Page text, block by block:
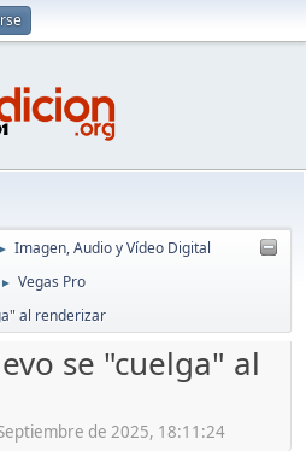
► Imagen, Audio y Vídeo Digital
► Vegas Pro
al renderizar
se "cuelga" al
de 2025, 18:11:24